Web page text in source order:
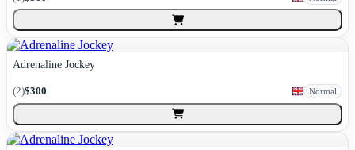
Adrenaline Jockey
(2)$300 Normal